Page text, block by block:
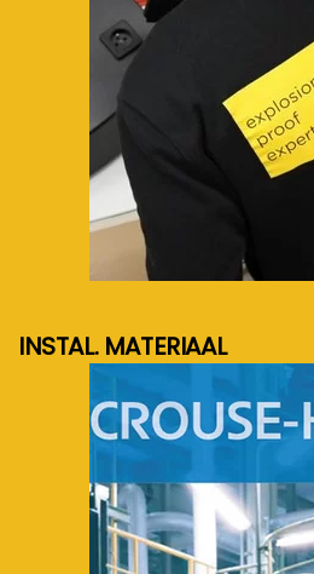
meer info...
INSTAL. MATERIAAL